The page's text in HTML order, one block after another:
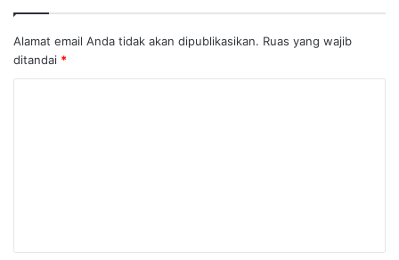
Alamat email Anda tidak akan dipublikasikan. Ruas yang wajib
ditandai *